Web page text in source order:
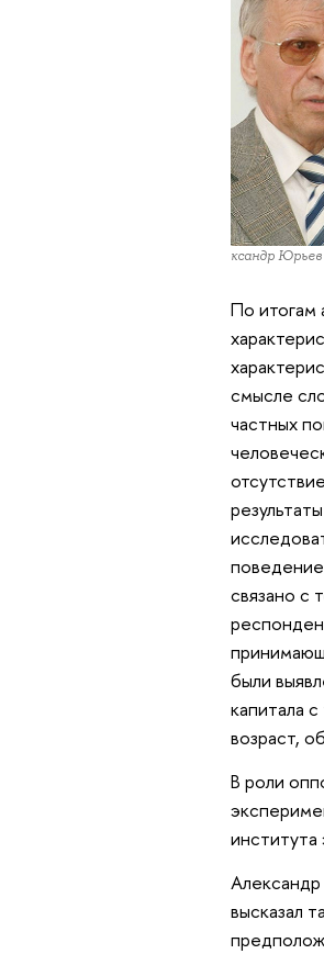
Александр Юрьев
По итогам
смысле
частных
связано с
были
капитала
возраст,
В роли
высказал